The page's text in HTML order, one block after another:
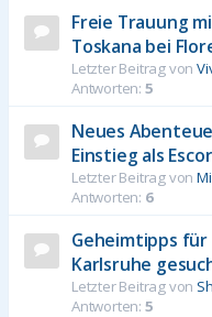
Freie Trauung
Toskana bei
Letzter Beitrag von
Antworten: 5
Neues
Einstieg als
Letzter Beitrag von
Antworten: 6
Geheimtipps
Karlsruhe
Letzter Beitrag von
Antworten: 5